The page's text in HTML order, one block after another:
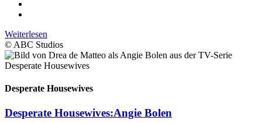
Weiterlesen
© ABC Studios
Desperate Housewives
Desperate Housewives:Angie Bolen